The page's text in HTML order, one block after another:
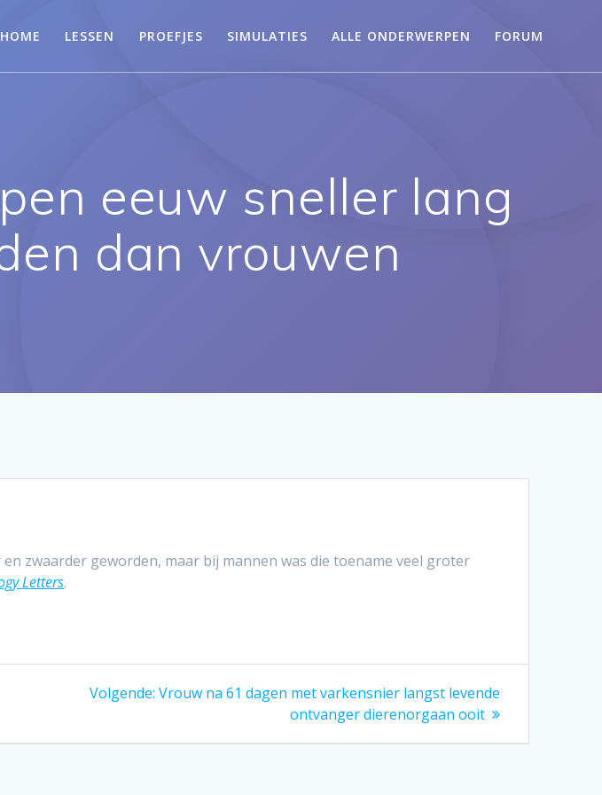
HOME LESSEN PROEFJES SIMULATIES ALLE ONDERWERPEN FORUM
eeuw sneller lang
dan vrouwen
zwaarder geworden, maar bij mannen was die toename veel groter
Letters.
Volgende: Volgend
Vrouw na 61 dagen met varkensnier langst levende
ontvanger dierenorgaan ooit